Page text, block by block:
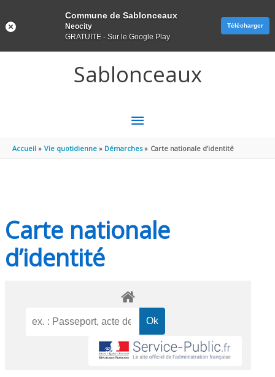
Sablonceaux
MENU
PRINCIPAL
Accueil Vie quotidienne Démarches Carte nationale d’identité
Carte nationale
d’identité
Commune de Sablonceaux
Neocity
GRATUITE - Sur le Google Play
Télécharger